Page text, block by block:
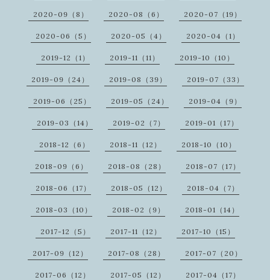
2020-09（8） 2020-08（6） 2020-07（19）
2020-06（5） 2020-05（4） 2020-04（1）
2019-12（1） 2019-11（11） 2019-10（10）
2019-09（24） 2019-08（39） 2019-07（33）
2019-06（25） 2019-05（24） 2019-04（9）
2019-03（14） 2019-02（7） 2019-01（17）
2018-12（6） 2018-11（12） 2018-10（10）
2018-09（6） 2018-08（28） 2018-07（17）
2018-06（17） 2018-05（12） 2018-04（7）
2018-03（10） 2018-02（9） 2018-01（14）
2017-12（5） 2017-11（12） 2017-10（15）
2017-09（12） 2017-08（28） 2017-07（20）
2017-06（12） 2017-05（12） 2017-04（17）